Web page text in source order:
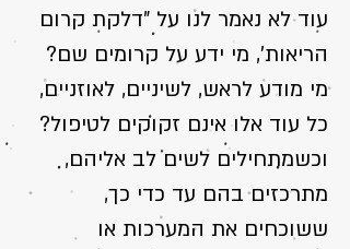
עוד לא נאמר לנו על "דלקת קרום
הריאות', מי ידע על קרומים שם?
מי מודע לראש, לשיניים, לאוזניים,
כל עוד אלו אינם זקוקים לטיפול?
וכשמתחילים לשים לב אליהם,
מתרכזים בהם עד כדי כך,
ששוכחים את המערכות או